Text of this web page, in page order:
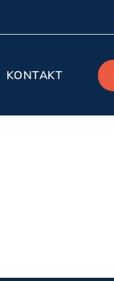
KONTAKT